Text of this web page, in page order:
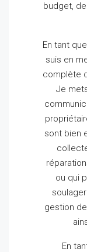
budget,
En tant
suis en
complète
Je
sont bien
ou qui
gestion
En